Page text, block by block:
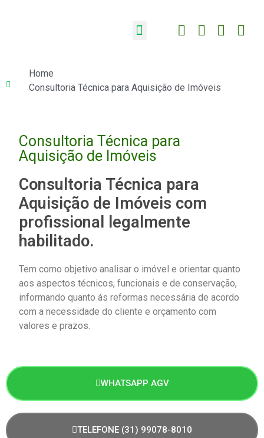
Home
Consultoria Técnica para Aquisição de Imóveis
Consultoria Técnica para
Aquisição de Imóveis
Consultoria Técnica para
Aquisição de Imóveis com
profissional legalmente
habilitado.
Tem como objetivo analisar o imóvel e orientar quanto
aos aspectos técnicos, funcionais e de conservação,
informando quanto ás reformas necessária de acordo
com a necessidade do cliente e orçamento com
valores e prazos.
WHATSAPP AGV
TELEFONE (31) 99078-8010